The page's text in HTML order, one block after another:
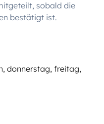
sobald die
bestätigt ist.
donnerstag, freitag,